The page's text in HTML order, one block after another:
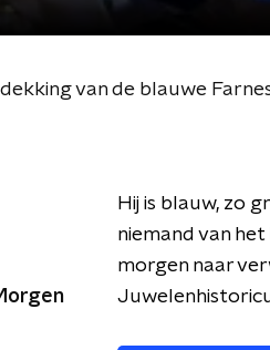
van de blauwe
Hij is blauw, zo
niemand van
morgen naar